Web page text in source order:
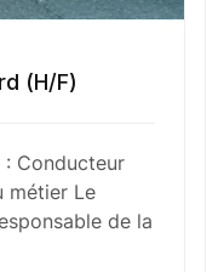
plus !
candidature
(H/F)
Conducteur
métier Le
de la